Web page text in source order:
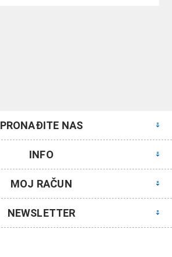
PRONAĐITE NAS
INFO
MOJ RAČUN
NEWSLETTER